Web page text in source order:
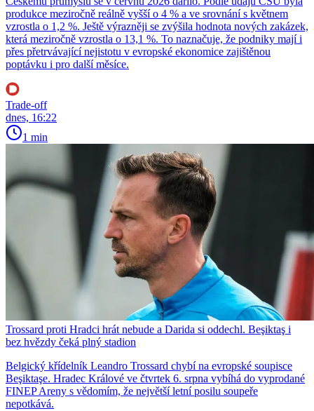
produkce meziročně reálně vyšší o 4 % a ve srovnání s květnem
vzrostla o 1,2 %. Ještě výrazněji se zvýšila hodnota nových zakázek,
která meziročně vzrostla o 13,1 %. To naznačuje, že podniky mají i
přes přetrvávající nejistotu v evropské ekonomice zajištěnou
poptávku i pro další měsíce.
Trade-off
dnes, 16:22
1 min
Trossard proti Hradci hrát nebude a Darida si oddechl. Beşiktaş i
bez hvězdy čeká plný stadion
Belgický křídelník Leandro Trossard chybí na evropské soupisce
Beşiktaşe. Hradec Králové ve čtvrtek 6. srpna vybíhá do vyprodané
FINEP Areny s vědomím, že největší letní posilu soupeře
nepotkává.